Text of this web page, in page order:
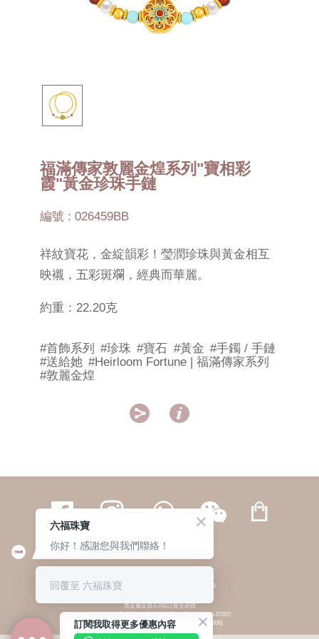
福滿傳家敦麗金煌系列"寶相彩
霞"黃金珍珠手鏈
編號 : 026459BB
祥紋寶花，金綻韻彩！瑩潤珍珠與黃金相互
映襯，五彩斑斕，經典而華麗。
約重：22.20克
#首飾系列 #珍珠 #寶石 #黃金 #手鐲 / 手鏈
#送給她 #Heirloom Fortune | 福滿傳家系列
#敦麗金煌
 
繁體 | 簡体
© 六福集團 版權所有 不得轉載 私隱政策
貴金屬及寶石A類註冊交易商
(六福企業禮品(國際)有限公司-註冊號碼:A-B-24-05-07207;
六福電子商貿有限公司-註冊號碼:A-B-24-05-07206)
貴金屬及寶石B類註冊交易商
訂閱我取得更多優惠內容
六福珠寶
你好！感謝您與我們聯絡！
回覆至 六福珠寶